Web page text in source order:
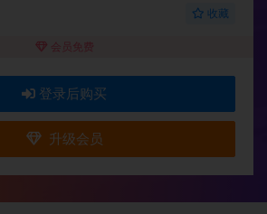
收藏
会员免费
登录后购买
升级会员